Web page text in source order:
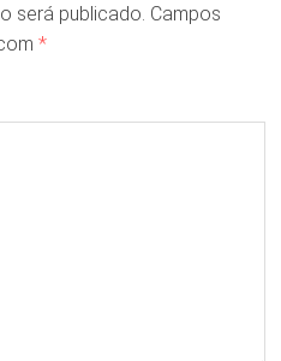
será publicado. Campos
*